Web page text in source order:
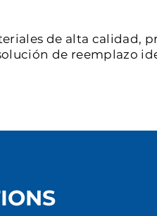
de alta calidad,
de reemplazo